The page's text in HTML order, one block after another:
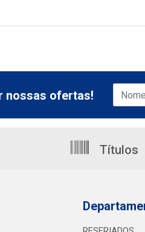
nossas ofertas!
Títulos